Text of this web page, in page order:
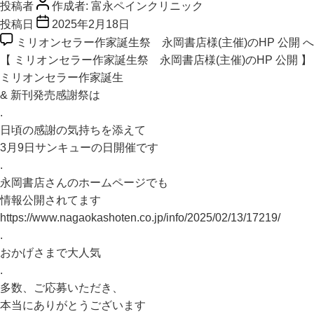
投稿者
作成者: 富永ペインクリニック
投稿日
2025年2月18日
ミリオンセラー作家誕生祭 永岡書店様(主催)のHP 公開
【 ミリオンセラー作家誕生祭 永岡書店様(主催)のHP 公開 】
ミリオンセラー作家誕生
& 新刊発売感謝祭は
.
日頃の感謝の気持ちを添えて
3月9日サンキューの日開催です
.
永岡書店さんのホームページでも
情報公開されてます
https://www.nagaokashoten.co.jp/info/2025/02/13/17219/
.
おかげさまで大人気
.
多数、ご応募いただき、
本当にありがとうございます